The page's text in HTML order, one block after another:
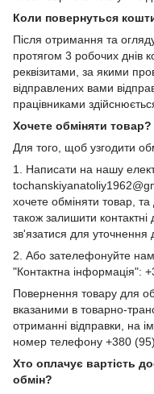
Коли повернуться
Після отримання та
протягом 3 робочих днів
реквізитами, за якими
відправлених вами
працівниками
Хочете обміняти
Для того, щоб узгодити
1. Написати на нашу
хочете обміняти товар,
також залишити
зв'язатися для уточнення
2. Або зателефонуйте
"Контактна інформація":
Повернення товару для
вказаними в товарно-
отриманні відправки, на
номер телефону +380
Хто оплачує вартість
обмін?